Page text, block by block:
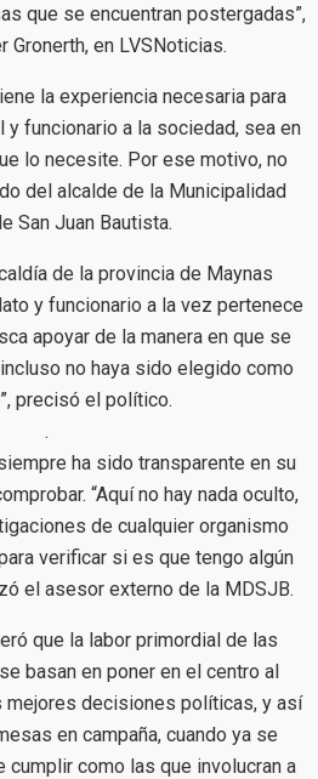
que se encuentran postergadas”,
Gronerth, en LVSNoticias.
la experiencia necesaria para
funcionario a la sociedad, sea en
lo necesite. Por ese motivo, no
del alcalde de la Municipalidad
San Juan Bautista.
de la provincia de Maynas
y funcionario a la vez pertenece
apoyar de la manera en que se
no haya sido elegido como
precisó el político.
.
ha sido transparente en su
“Aquí no hay nada oculto,
de cualquier organismo
verificar si es que tengo algún
el asesor externo de la MDSJB.
que la labor primordial de las
basan en poner en el centro al
mejores decisiones políticas, y así
en campaña, cuando ya se
cumplir como las que involucran a